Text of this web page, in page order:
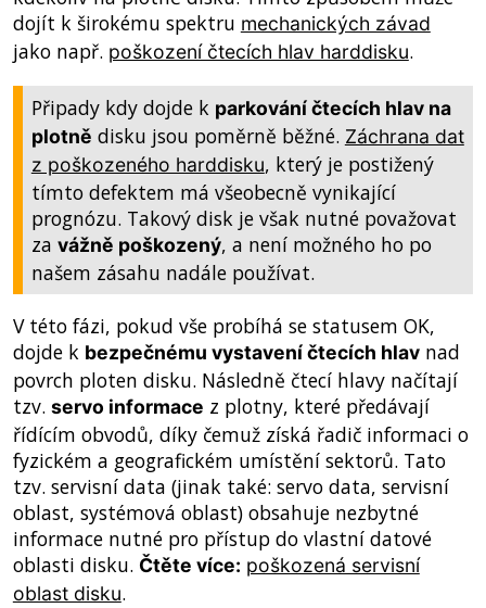
dojít k širokému spektru mechanických závad
jako např. poškození čtecích hlav harddisku.
Připady kdy dojde k parkování čtecích hlav na
plotně disku jsou poměrně běžné. Záchrana dat
z poškozeného harddisku, který je postižený
tímto defektem má všeobecně vynikající
prognózu. Takový disk je však nutné považovat
za vážně poškozený, a není možného ho po
našem zásahu nadále používat.
V této fázi, pokud vše probíhá se statusem OK,
dojde k bezpečnému vystavení čtecích hlavnad
povrch ploten disku. Následně čtecí hlavy načítají
tzv. servo informace z plotny, které předávají
řídícím obvodů, díky čemuž získá řadič informaci o
fyzickém a geografickém umístění sektorů. Tato
tzv. servisní data (jinak také: servo data, servisní
oblast, systémová oblast) obsahuje nezbytné
informace nutné pro přístup do vlastní datové
oblasti disku. Čtěte více: poškozená servisní
oblast disku.